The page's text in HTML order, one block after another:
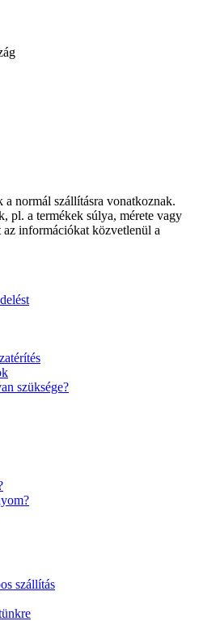
a normál szállításra vonatkoznak.
pl. a termékek súlya, mérete vagy
információkat közvetlenül a
szüksége?
szállítás